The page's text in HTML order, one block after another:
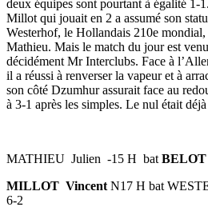
deux équipes sont pourtant à égalité
Millot qui jouait en 2 a assumé son
Westerhof, le Hollandais 210e
Mathieu. Mais le match du jour est
décidément Mr Interclubs. Face à
il a réussi à renverser la vapeur et à
son côté Dzumhur assurait face au
à 3-1 après les simples. Le nul était
MATHIEU Julien -15 H bat
MILLOT Vincent N17 H bat
6-2